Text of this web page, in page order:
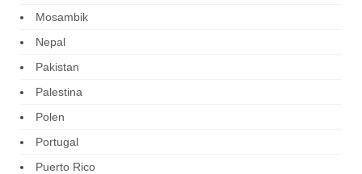
Mosambik
Nepal
Pakistan
Palestina
Polen
Portugal
Puerto Rico